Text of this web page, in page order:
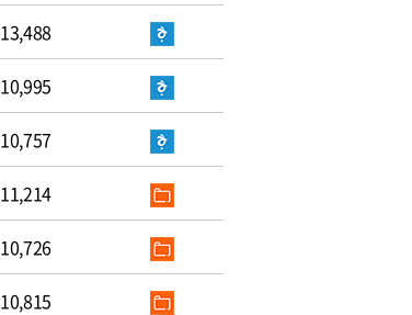
13,488
10,995
10,757
11,214
10,726
10,815